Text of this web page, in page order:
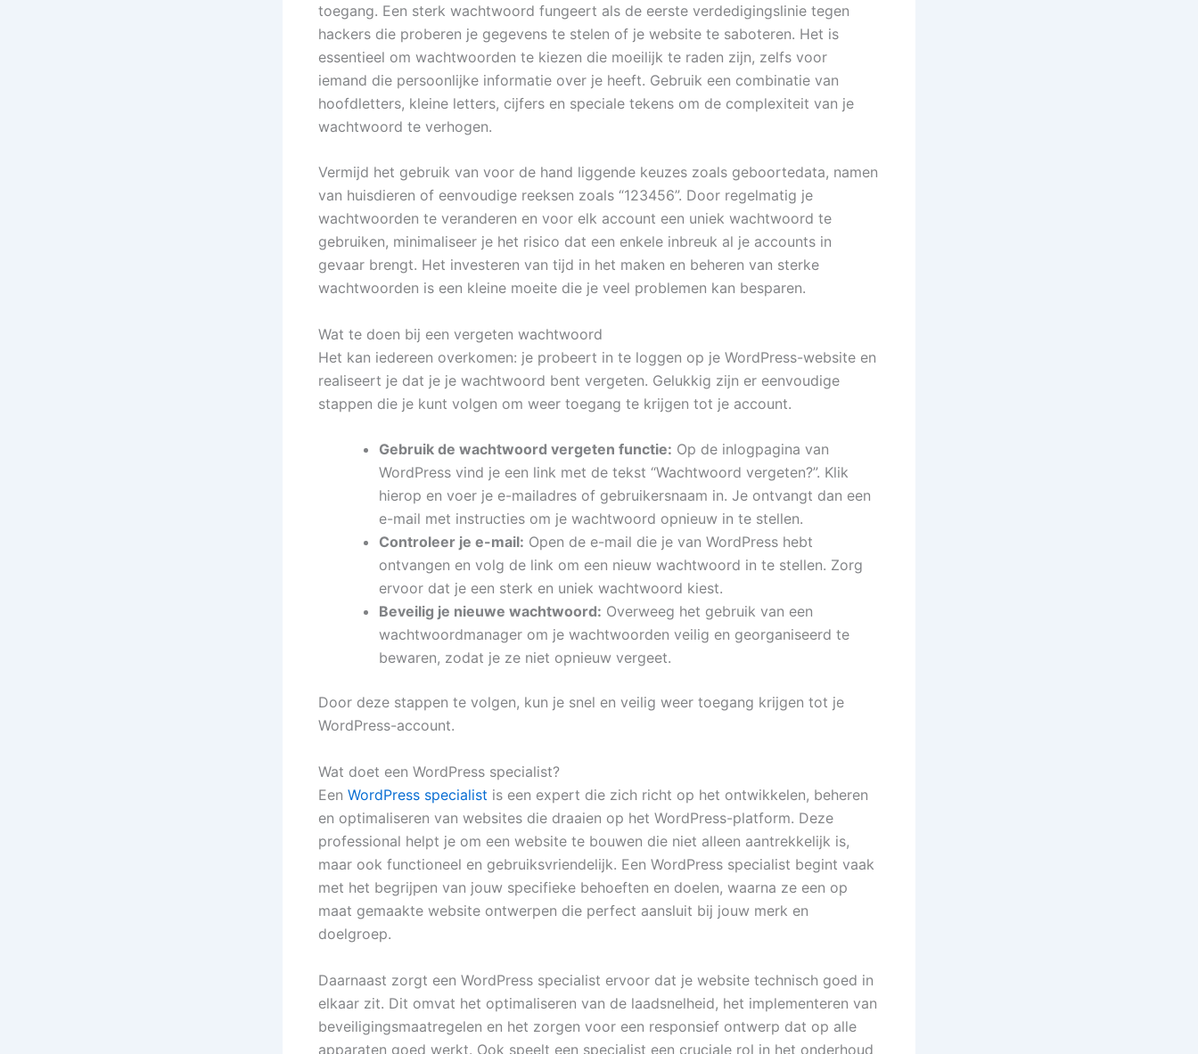
toegang. Een sterk wachtwoord fungeert als de eerste verdedigingslinie tegen
hackers die proberen je gegevens te stelen of je website te saboteren. Het is
essentieel om wachtwoorden te kiezen die moeilijk te raden zijn, zelfs voor
iemand die persoonlijke informatie over je heeft. Gebruik een combinatie van
hoofdletters, kleine letters, cijfers en speciale tekens om de complexiteit van je
wachtwoord te verhogen.
Vermijd het gebruik van voor de hand liggende keuzes zoals geboortedata, namen
van huisdieren of eenvoudige reeksen zoals “123456”. Door regelmatig je
wachtwoorden te veranderen en voor elk account een uniek wachtwoord te
gebruiken, minimaliseer je het risico dat een enkele inbreuk al je accounts in
gevaar brengt. Het investeren van tijd in het maken en beheren van sterke
wachtwoorden is een kleine moeite die je veel problemen kan besparen.
Wat te doen bij een vergeten wachtwoord
Het kan iedereen overkomen: je probeert in te loggen op je WordPress-website en
realiseert je dat je je wachtwoord bent vergeten. Gelukkig zijn er eenvoudige
stappen die je kunt volgen om weer toegang te krijgen tot je account.
Gebruik de wachtwoord vergeten functie: Op de inlogpagina van
WordPress vind je een link met de tekst “Wachtwoord vergeten?”. Klik
hierop en voer je e-mailadres of gebruikersnaam in. Je ontvangt dan een
e-mail met instructies om je wachtwoord opnieuw in te stellen.
Controleer je e-mail: Open de e-mail die je van WordPress hebt
ontvangen en volg de link om een nieuw wachtwoord in te stellen. Zorg
ervoor dat je een sterk en uniek wachtwoord kiest.
Beveilig je nieuwe wachtwoord: Overweeg het gebruik van een
wachtwoordmanager om je wachtwoorden veilig en georganiseerd te
bewaren, zodat je ze niet opnieuw vergeet.
Door deze stappen te volgen, kun je snel en veilig weer toegang krijgen tot je
WordPress-account.
Wat doet een WordPress specialist?
Een WordPress specialist is een expert die zich richt op het ontwikkelen, beheren
en optimaliseren van websites die draaien op het WordPress-platform. Deze
professional helpt je om een website te bouwen die niet alleen aantrekkelijk is,
maar ook functioneel en gebruiksvriendelijk. Een WordPress specialist begint vaak
met het begrijpen van jouw specifieke behoeften en doelen, waarna ze een op
maat gemaakte website ontwerpen die perfect aansluit bij jouw merk en
doelgroep.
Daarnaast zorgt een WordPress specialist ervoor dat je website technisch goed in
elkaar zit. Dit omvat het optimaliseren van de laadsnelheid, het implementeren van
beveiligingsmaatregelen en het zorgen voor een responsief ontwerp dat op alle
apparaten goed werkt. Ook speelt een specialist een cruciale rol in het onderhoud